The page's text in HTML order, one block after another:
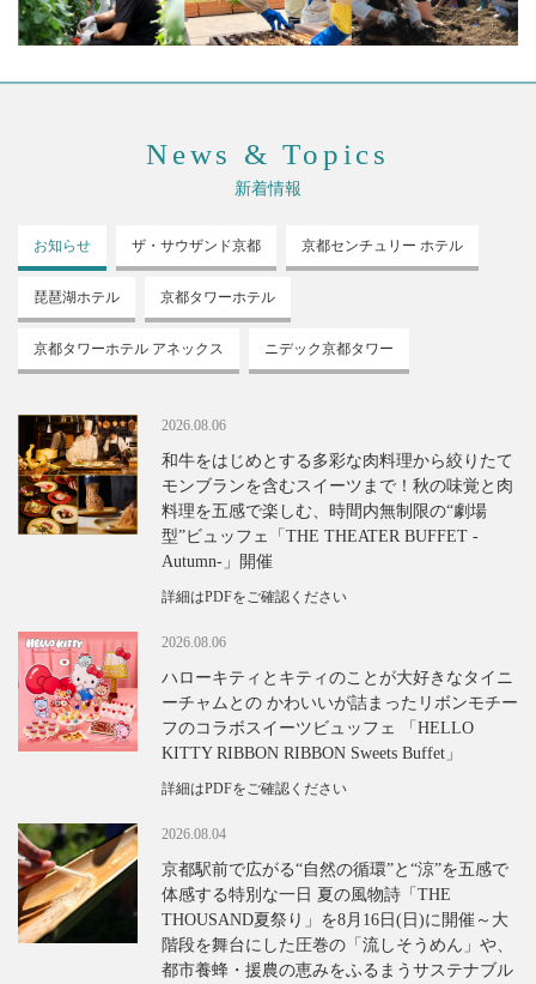
News & Topics
新着情報
お知らせ ザ・サウザンド京都 京都センチュリー ホテル
琵琶湖ホテル 京都タワーホテル
京都タワーホテル アネックス ニデック京都タワー
2026.08.06
和牛をはじめとする多彩な肉料理から絞りたて
モンブランを含むスイーツまで！秋の味覚と肉
料理を五感で楽しむ、時間内無制限の“劇場
型”ビュッフェ「THE THEATER BUFFET -
Autumn-」開催
詳細はPDFをご確認ください
2026.08.06
ハローキティとキティのことが大好きなタイニ
ーチャムとの かわいいが詰まったリボンモチー
フのコラボスイーツビュッフェ 「HELLO
KITTY RIBBON RIBBON Sweets Buffet」
詳細はPDFをご確認ください
2026.08.04
京都駅前で広がる“自然の循環”と“涼”を五感で
体感する特別な一日 夏の風物詩「THE
THOUSAND夏祭り」を8月16日(日)に開催～大
階段を舞台にした圧巻の「流しそうめん」や、
都市養蜂・援農の恵みをふるまうサステナブル